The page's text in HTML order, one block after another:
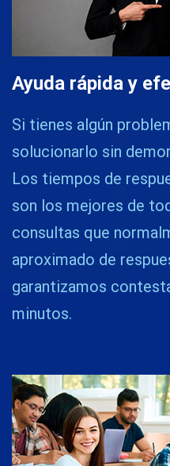
Ayuda rápida y
Si tienes algún
solucionarlo sin
Los tiempos de
son los mejores de
consultas que
aproximado de
garantizamos
minutos.